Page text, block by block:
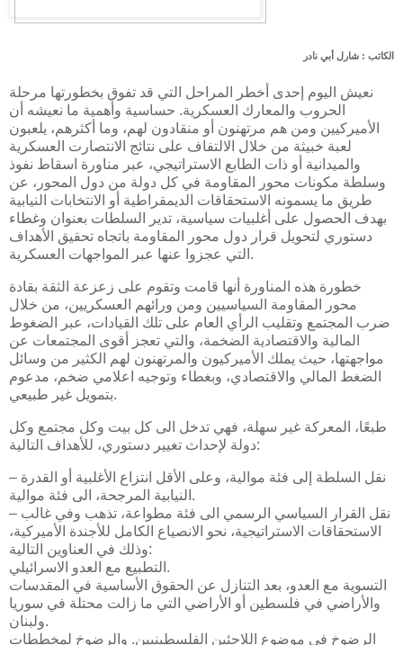
الكاتب : شارل أبي نادر
نعيش اليوم إحدى أخطر المراحل التي قد تفوق بخطورتها مرحلة
الحروب والمعارك العسكرية. حساسية وأهمية ما نعيشه أن
الأميركيين ومن هم مرتهنون أو منقادون لهم، وما أكثرهم، يلعبون
لعبة خبيثة من خلال الالتفاف على نتائج الانتصارت العسكرية
والميدانية أو ذات الطابع الاستراتيجي، عبر مناورة اسقاط نفوذ
وسلطة مكونات محور المقاومة في كل دولة من دول المحور، عن
طريق ما يسمونه الاستحقاقات الديمقراطية أو الانتخابات النيابية
بهدف الحصول على أغلبيات سياسية، تدير السلطات بعنوان وغطاء
دستوري لتحويل قرار دول محور المقاومة باتجاه تحقيق الأهداف
التي عجزوا عنها عبر المواجهات العسكرية.
خطورة هذه المناورة أنها قامت وتقوم على زعزعة الثقة بقادة
محور المقاومة السياسيين ومن ورائهم العسكريين، من خلال
ضرب المجتمع وتقليب الرأي العام على تلك القيادات، عبر الضغوط
المالية والاقتصادية الضخمة، والتي تعجز أقوى المجتمعات عن
مواجهتها، حيث يملك الأميركيون والمرتهنون لهم الكثير من وسائل
الضغط المالي والاقتصادي، وبغطاء وتوجيه اعلامي ضخم، مدعوم
بتمويل غير طبيعي.
طبعًا، المعركة غير سهلة، فهي تدخل الى كل بيت وكل مجتمع وكل
دولة لإحداث تغيير دستوري، للأهداف التالية:
– نقل السلطة إلى فئة موالية، وعلى الأقل انتزاع الأغلبية أو القدرة
النيابية المرجحة، الى فئة موالية.
– نقل القرار السياسي الرسمي الى فئة مطواعة، تذهب وفي غالب
الاستحقاقات الاستراتيجية، نحو الانصياع الكامل للأجندة الأميركية،
وذلك في العناوين التالية:
التطبيع مع العدو الاسرائيلي.
التسوية مع العدو، بعد التنازل عن الحقوق الأساسية في المقدسات
والأراضي في فلسطين أو الأراضي التي ما زالت محتلة في سوريا
ولبنان.
الرضوخ في موضوع اللاجئين الفلسطينيين. والرضوخ لمخططات